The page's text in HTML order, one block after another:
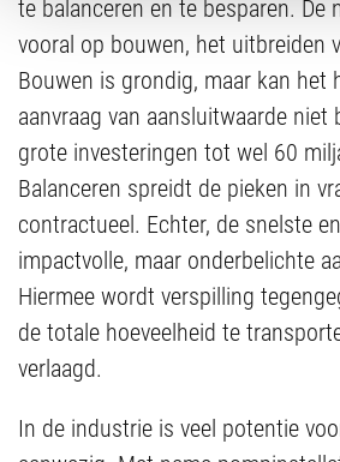
te balanceren en te besparen. De
vooral op bouwen, het uitbreiden
Bouwen is grondig, maar kan het
aanvraag van aansluitwaarde niet
grote investeringen tot wel 60
Balanceren spreidt de pieken in
contractueel. Echter, de snelste
impactvolle, maar onderbelichte
Hiermee wordt verspilling
de totale hoeveelheid te
verlaagd.
In de industrie is veel potentie